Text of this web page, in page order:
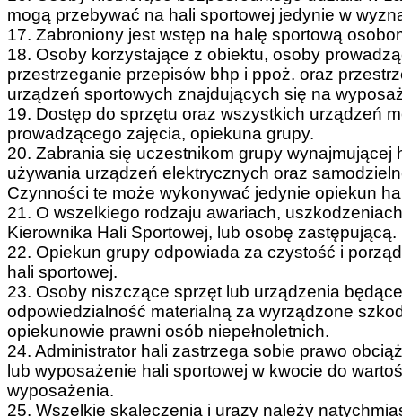
mogą przebywać na hali sportowej jedynie w
17. Zabroniony jest wstęp na halę sportową
18. Osoby korzystające z obiektu, osoby
przestrzeganie przepisów bhp i ppoż. oraz
urządzeń sportowych znajdujących się na
19. Dostęp do sprzętu oraz wszystkich urządzeń
prowadzącego zajęcia, opiekuna grupy.
20. Zabrania się uczestnikom grupy
używania urządzeń elektrycznych oraz
Czynności te może wykonywać jedynie opiekun
21. O wszelkiego rodzaju awariach,
Kierownika Hali Sportowej, lub osobę zastępującą.
22. Opiekun grupy odpowiada za czystość i
hali sportowej.
23. Osoby niszczące sprzęt lub urządzenia
odpowiedzialność materialną za wyrządzone
opiekunowie prawni osób niepełnoletnich.
24. Administrator hali zastrzega sobie prawo
lub wyposażenie hali sportowej w kwocie do
wyposażenia.
25. Wszelkie skaleczenia i urazy należy